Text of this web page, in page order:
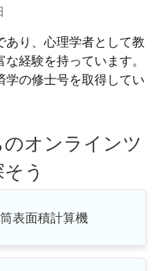
あり、心理学者として教
経験を持っています。
学の修士号を取得してい
オンラインツ
う
表面積計算機